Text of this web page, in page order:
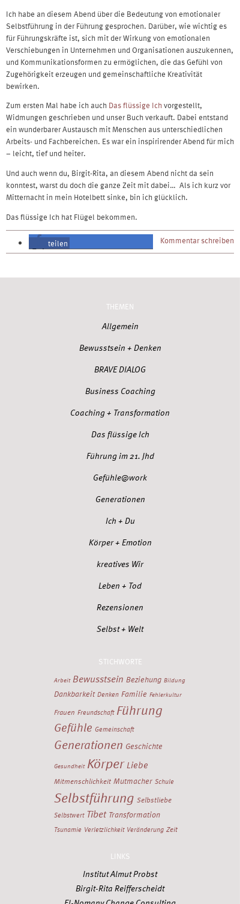
Ich habe an diesem Abend über die Bedeutung von emotionaler
Selbstführung in der Führung gesprochen. Darüber, wie wichtig es
für Führungskräfte ist, sich mit der Wirkung von emotionalen
Verschiebungen in Unternehmen und Organisationen auszukennen,
und Kommunikationsformen zu ermöglichen, die das Gefühl von
Zugehörigkeit erzeugen und gemeinschaftliche Kreativität
bewirken.
Zum ersten Mal habe ich auch Das flüssige Ichvorgestellt,
Widmungen geschrieben und unser Buch verkauft. Dabei entstand
ein wunderbarer Austausch mit Menschen aus unterschiedlichen
Arbeits- und Fachbereichen. Es war ein inspirirender Abend für mich
– leicht, tief und heiter.
Und auch wenn du, Birgit-Rita, an diesem Abend nicht da sein
konntest, warst du doch die ganze Zeit mit dabei… Als ich kurz vor
Mitternacht in mein Hotelbett sinke, bin ich glücklich.
Das flüssige Ich hat Flügel bekommen.
teilen
teilen
Kommentar schreiben
THEMEN
Allgemein
Bewusstsein + Denken
BRAVE DIALOG
Business Coaching
Coaching + Transformation
Das flüssige Ich
Führung im 21. Jhd
Gefühle@work
Generationen
Ich + Du
Körper + Emotion
kreatives Wir
Leben + Tod
Rezensionen
Selbst + Welt
STICHWORTE
Arbeit Bewusstsein Beziehung Bildung
Dankbarkeit Denken Familie Fehlerkultur
Frauen Freundschaft Führung
Gefühle Gemeinschaft
Generationen Geschichte
Gesundheit KörperLiebe
Mitmenschlichkeit Mutmacher Schule
Selbstführung Selbstliebe
Selbstwert Tibet Transformation
Tsunamie Verletzlichkeit Veränderung Zeit
LINKS
Institut Almut Probst
Birgit-Rita Reifferscheidt